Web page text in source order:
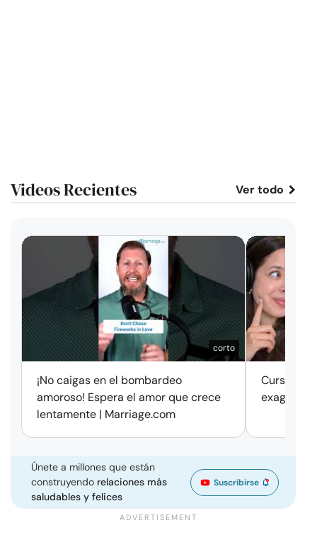
Videos Recientes Ver todo
corto
¡No caigas en el bombardeo
amoroso! Espera el amor que crece
lentamente | Marriage.com
Cursos
Únete a millones que están
construyendo relaciones más
saludables y felices
Suscribirse